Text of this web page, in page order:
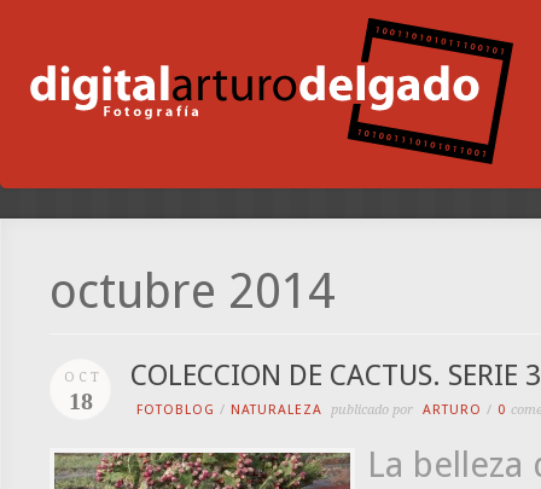
octubre 2014
OCT
18
COLECCION DE CACTUS. SERIE
FOTOBLOG / NATURALEZA publicado por ARTURO / 0
La belleza